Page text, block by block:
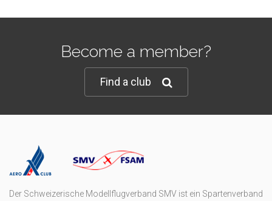
Become a member?
Find a club
Der Schweizerische Modellflugverband SMV ist ein Spartenverband